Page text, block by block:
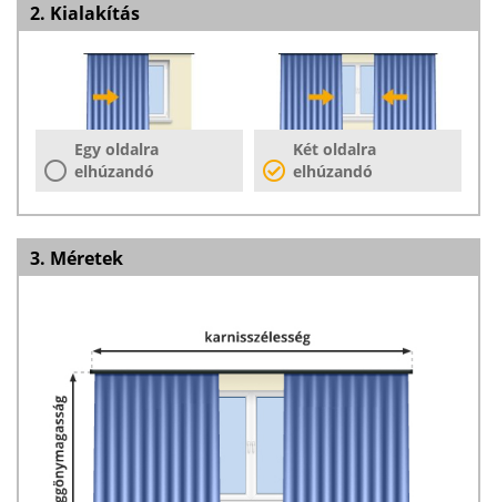
2. Kialakítás
Egy oldalra
elhúzandó
Két oldalra
elhúzandó
3. Méretek